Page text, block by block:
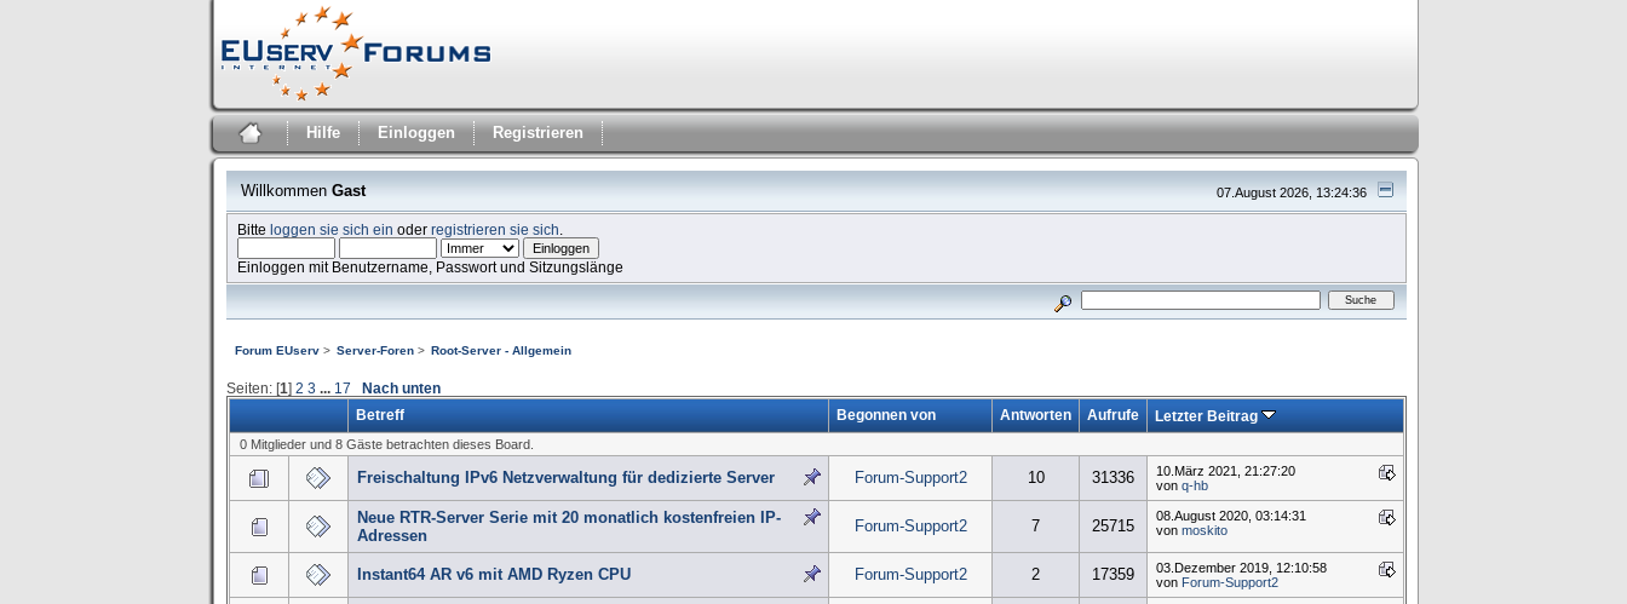
Hilfe Einloggen Registrieren
07.August 2026, 13:24:36
Willkommen Gast
Bitteloggen sie sich ein oderregistrieren sie sich
Einloggen mit Benutzername, Passwort und Sitzungslänge
Forum EUserv> Server-Foren> Root-Server - Allgemein
Seiten: [1] 2 3 ... 17
Nach unten
Betreff
Begonnen von Antworten Aufrufe Letzter Beitrag
0 Mitglieder und 8 Gäste betrachten dieses Board.
Freischaltung IPv6 Netzverwaltung für dedizierte Server Forum-Support2 10 31336
10.März 2021, 21:27:20
von q-hb
Neue RTR-Server Serie mit 20 monatlich kostenfreien IP-
Adressen
Forum-Support2 7 25715
08.August 2020, 03:14:31
von moskito
Instant64 AR v6 mit AMD Ryzen CPU Forum-Support2 2 17359
03.Dezember 2019, 12:10:58
von Forum-Support2